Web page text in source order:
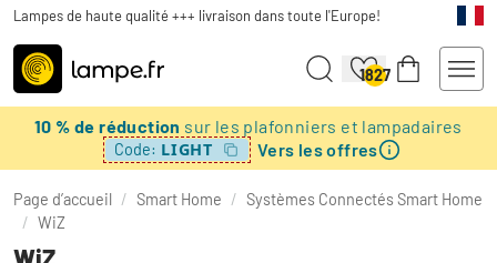
Lampes de haute qualité +++ livraison dans toute l'Europe!
1827
10 % de réduction sur les plafonniers et lampadaires
Code: LIGHT Vers les offres
Page d’accueil / Smart Home / Systèmes Connectés Smart Home
/ WiZ